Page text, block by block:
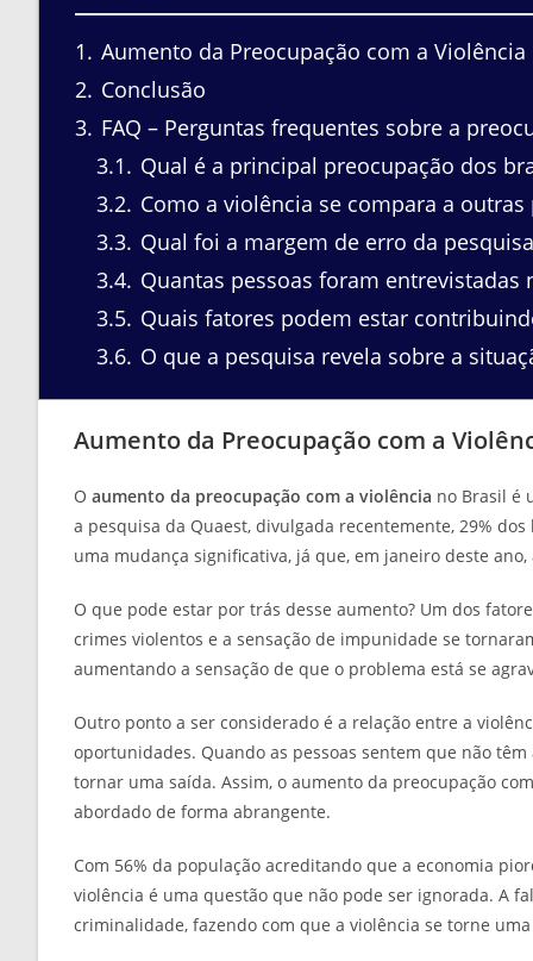
1
Aumento da Preocupação com a Violência
2 Conclusão
3 FAQ – Perguntas frequentes sobre a
3.1
Qual é a principal preocupação dos
3.2 Como a violência se compara a
3.3 Qual foi a margem de erro da
3.4 Quantas pessoas foram entrevistadas
3.5 Quais fatores podem estar
3.6 O que a pesquisa revela sobre a
Aumento da Preocupação com a
O aumento da preocupação com a violência no Brasil é
a pesquisa da Quaest, divulgada recentemente, 29%
uma mudança significativa, já que, em janeiro deste
O que pode estar por trás desse aumento? Um dos
crimes violentos e a sensação de impunidade se
aumentando a sensação de que o problema está se
Outro ponto a ser considerado é a relação entre a
oportunidades. Quando as pessoas sentem que não
tornar uma saída. Assim, o aumento da preocupação
abordado de forma abrangente.
Com 56% da população acreditando que a economia
violência é uma questão que não pode ser ignorada. A
criminalidade, fazendo com que a violência se torne